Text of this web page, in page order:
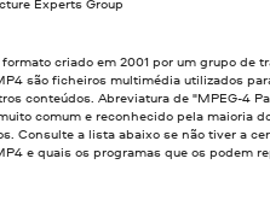
Experts Group
criado em 2001 por um grupo de
são ficheiros multimédia utilizados
conteúdos. Abreviatura de "MPEG-4
comum e reconhecido pela maioria
Consulte a lista abaixo se não tiver a
e quais os programas que os podem